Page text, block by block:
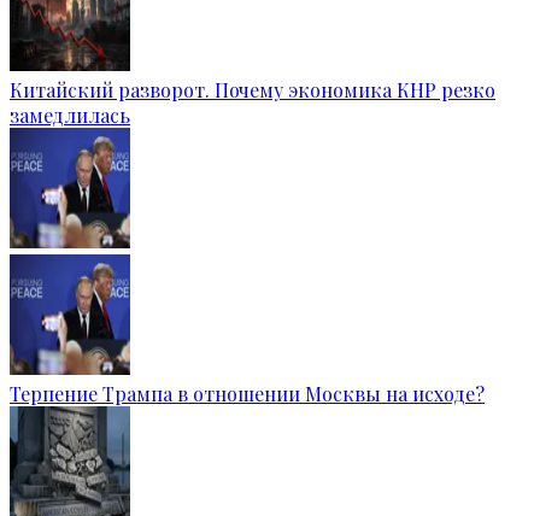
Китайский разворот. Почему экономика КНР резко
замедлилась
Терпение Трампа в отношении Москвы на исходе?